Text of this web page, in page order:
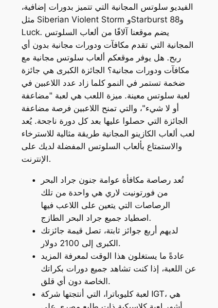
الفيديو سلوتس المجانية التي تتميز بدورات إضافية،
مثل Siberian Violent Storm وStarburst و88
Luck. يضم موقعنا آلافًا من ألعاب السلوتس
المجانية التي تقدم مكافآت ودورات مجانية بدون أي
ربح. هل يوفر موقعكم ألعاب سلوتس مجانية مع
مكافآت ودورات مجانية؟ الجائزة الكبرى هي جائزة
ضخمة تستمر في النمو كلما زاد عدد اللاعبين في
لعبة سلوتس معينة. ميزة اللعب هي لعبة "مضاعفة
أو لا شيء"، والتي تمنح اللاعبين فرصة مضاعفة
الجائزة التي حصلوا عليها بعد كل دورة ناجحة. يُعد
لعب ألعاب الكازينو المجانية طريقة مثالية للاسترخاء
والاستمتاع بألعاب السلوتس المفضلة لديك على
الإنترنت.
تُعد رصاصة مكافأة عوامة جنون جراد البحر
من فورتونيت لاري هي واحدة من تلك
الرصاصات التي يتعين على اللاعب فيها
اصطياد جميع جراد البحر الطازج.
لديهم أربع جوائز ثابتة، تصل قيمة جائزتك
الكبرى إلى 2100 دولار.
عادةً ما يستغلون هذا الوقت لمعرفة المزيد
عن اللعبة، إذا كنت تشاهد جميع دورات بكراتك
الخاصة دون أي قلق.
لعبة كليوباترا، التي أنتجتها شركة IGT، هي